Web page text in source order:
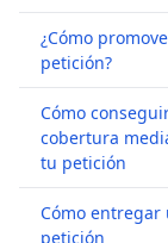
¿Cómo
petición?
Cómo
cobertura
tu petición
Cómo entregar
petición